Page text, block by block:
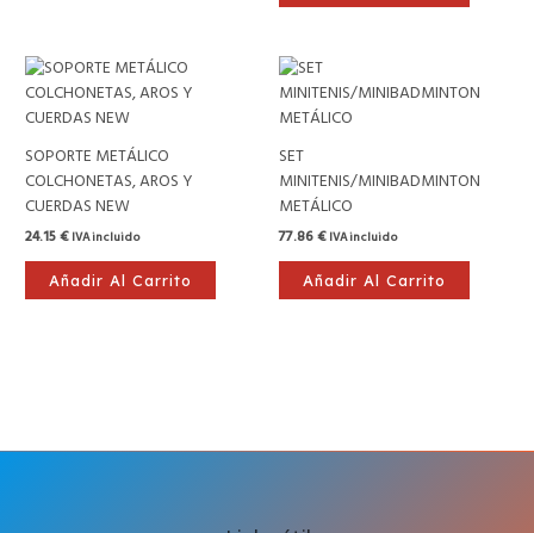
elegir
página
producto
SOPORTE METÁLICO
COLCHONETAS, AROS Y
CUERDAS NEW
24.15€ IVA incluido
Añadir Al Carrito
SET
MINITENIS/MINIBADMINTON
METÁLICO
77.86€ IVA incluido
Añadir Al Carrito